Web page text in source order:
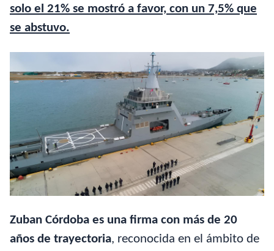
solo el 21% se mostró a favor, con un 7,5% que
se abstuvo.
Zuban Córdoba es una firma con más de 20
años de trayectoria, reconocida en el ámbito de